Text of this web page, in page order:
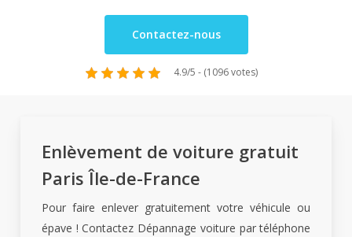
Contactez-nous
4.9/5 - (1096 votes)
Enlèvement de voiture gratuit
Paris Île-de-France
Pour faire enlever gratuitement votre véhicule ou
épave ! Contactez Dépannage voiture par téléphone